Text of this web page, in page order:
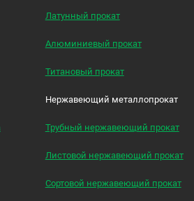
Латунный прокат
Алюминиевый прокат
Титановый прокат
Нержавеющий металлопрокат
Трубный нержавеющий прокат
Листовой нержавеющий прокат
Сортовой нержавеющий прокат